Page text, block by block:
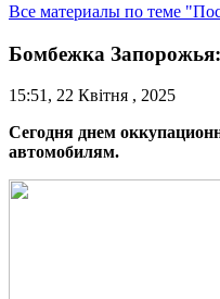
Все материалы по теме
Бомбежка
15:51, 22 Квітня , 2025
Сегодня днем
автомобилям.